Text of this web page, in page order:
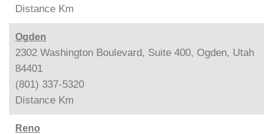
Distance Km
Ogden
2302 Washington Boulevard, Suite 400, Ogden, Utah
84401
(801) 337-5320
Distance Km
Reno